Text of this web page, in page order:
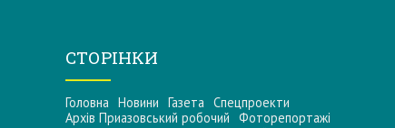
СТОРІНКИ
Головна Новини Газета Спецпроекти
Архів Приазовський робочий Фоторепортажі